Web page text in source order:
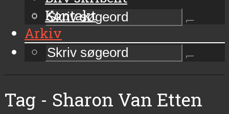
Kontakt
Arkiv
Tag - Sharon Van Etten